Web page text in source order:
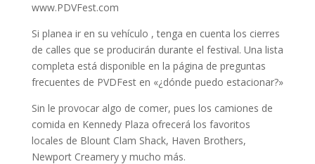
www.PDVFest.com
Si planea ir en su vehículo , tenga en cuenta los cierres
de calles que se producirán durante el festival. Una lista
completa está disponible en la página de preguntas
frecuentes de PVDFest en «¿dónde puedo estacionar?»
Sin le provocar algo de comer, pues los camiones de
comida en Kennedy Plaza ofrecerá los favoritos
locales de Blount Clam Shack, Haven Brothers,
Newport Creamery y mucho más.